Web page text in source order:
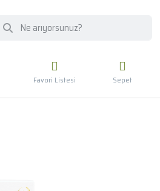
Favori Listesi Sepet